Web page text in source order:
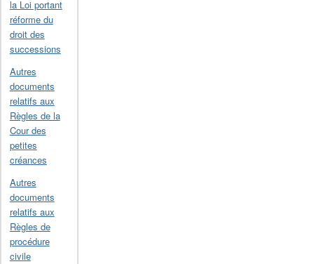
la Loi portant
réforme du
droit des
successions
Autres
documents
relatifs aux
Règles de la
Cour des
petites
créances
Autres
documents
relatifs aux
Règles de
procédure
civile